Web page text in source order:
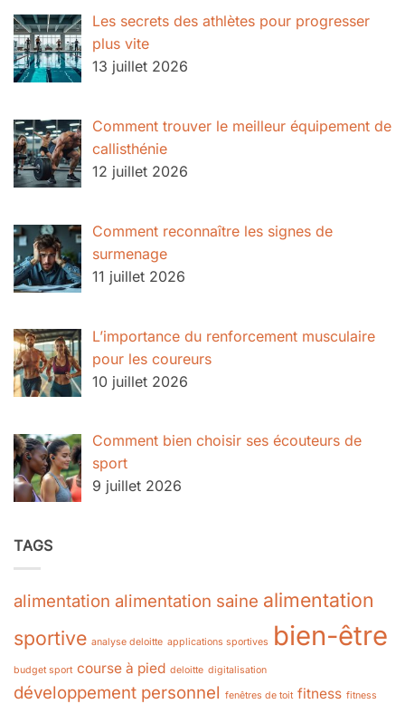
Les secrets des athlètes pour progresser
plus vite
13 juillet 2026
Comment trouver le meilleur équipement de
callisthénie
12 juillet 2026
Comment reconnaître les signes de
surmenage
11 juillet 2026
L’importance du renforcement musculaire
pour les coureurs
10 juillet 2026
Comment bien choisir ses écouteurs de
sport
9 juillet 2026
TAGS
alimentation alimentation saine alimentation
sportive analyse deloitte applications sportives bien-être
budget sport course à pied deloitte digitalisation
développement personnel fenêtres de toit fitness fitness